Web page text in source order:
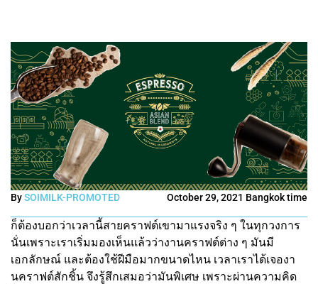
BySOIMILK-PROMOTED October 29, 2021 Bangkok time
ก็ต้องบอกว่าเวลานี้สายคราฟต์เขามาแรงจริง ๆ ในทุกวงการ
นั่นเพราะเราเริ่มมองเห็นแล้วว่างานคราฟต์ต่าง ๆ มันมี
เอกลักษณ์ และต้องใช้ฝีมือมากขนาดไหน เวลาเราได้เจองา
นคราฟต์สักชิ้น จึงรู้สึกเสมอว่ามันพิเศษ เพราะผ่านความคิด